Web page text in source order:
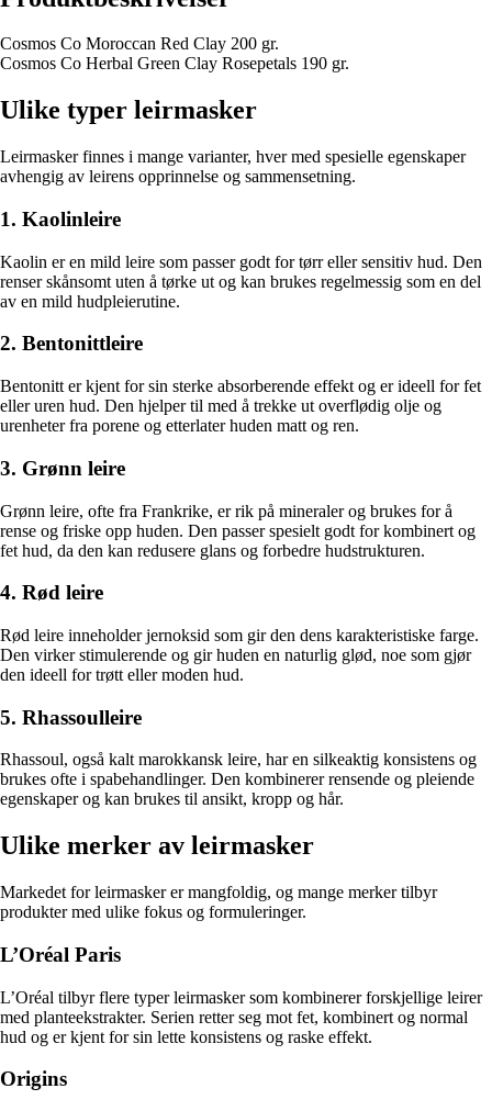
Cosmos Co Moroccan Red Clay 200 gr.
Cosmos Co Herbal Green Clay Rosepetals 190 gr.
Ulike typer leirmasker
Leirmasker finnes i mange varianter, hver med spesielle egenskaper
avhengig av leirens opprinnelse og sammensetning.
1. Kaolinleire
Kaolin er en mild leire som passer godt for tørr eller sensitiv hud. Den
renser skånsomt uten å tørke ut og kan brukes regelmessig som en del
av en mild hudpleierutine.
2. Bentonittleire
Bentonitt er kjent for sin sterke absorberende effekt og er ideell for fet
eller uren hud. Den hjelper til med å trekke ut overflødig olje og
urenheter fra porene og etterlater huden matt og ren.
3. Grønn leire
Grønn leire, ofte fra Frankrike, er rik på mineraler og brukes for å
rense og friske opp huden. Den passer spesielt godt for kombinert og
fet hud, da den kan redusere glans og forbedre hudstrukturen.
4. Rød leire
Rød leire inneholder jernoksid som gir den dens karakteristiske farge.
Den virker stimulerende og gir huden en naturlig glød, noe som gjør
den ideell for trøtt eller moden hud.
5. Rhassoulleire
Rhassoul, også kalt marokkansk leire, har en silkeaktig konsistens og
brukes ofte i spabehandlinger. Den kombinerer rensende og pleiende
egenskaper og kan brukes til ansikt, kropp og hår.
Ulike merker av leirmasker
Markedet for leirmasker er mangfoldig, og mange merker tilbyr
produkter med ulike fokus og formuleringer.
L’Oréal Paris
L’Oréal tilbyr flere typer leirmasker som kombinerer forskjellige leirer
med planteekstrakter. Serien retter seg mot fet, kombinert og normal
hud og er kjent for sin lette konsistens og raske effekt.
Origins